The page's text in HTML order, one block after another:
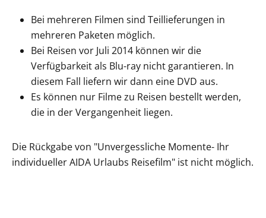
Bei mehreren Filmen sind Teillieferungen in
mehreren Paketen möglich.
Bei Reisen vor Juli 2014 können wir die
Verfügbarkeit als Blu-ray nicht garantieren. In
diesem Fall liefern wir dann eine DVD aus.
Es können nur Filme zu Reisen bestellt werden,
die in der Vergangenheit liegen.
Die Rückgabe von "Unvergessliche Momente- Ihr
individueller AIDA Urlaubs Reisefilm" ist nicht möglich.